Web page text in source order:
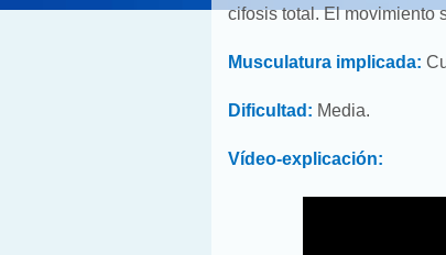
cifosis total. El movimiento
Musculatura implicada:
Dificultad: Media.
Vídeo-explicación: